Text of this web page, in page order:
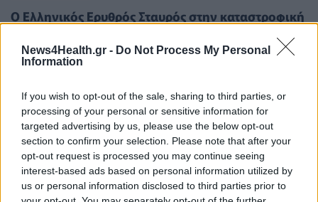
News4Health.gr - Do Not Process My Personal
Information
If you wish to opt-out of the sale, sharing to third parties, or
processing of your personal or sensitive information for
targeted advertising by us, please use the below opt-out
section to confirm your selection. Please note that after your
opt-out request is processed you may continue seeing
interest-based ads based on personal information utilized by
us or personal information disclosed to third parties prior to
Ο Ελληνικός Ερυθρός Σταυρός στην καταστροφική